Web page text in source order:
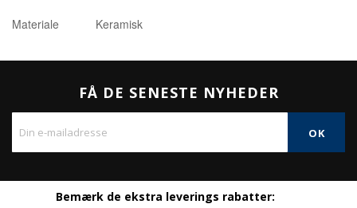
Materiale Keramisk
FÅ DE SENESTE NYHEDER
Bemærk de ekstra leverings rabatter: